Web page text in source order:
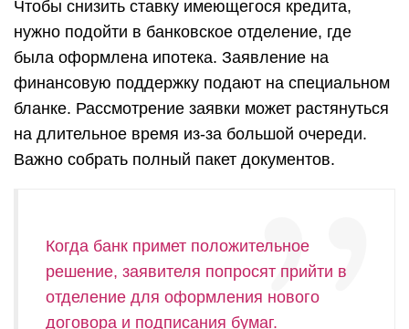
Чтобы снизить ставку имеющегося кредита,
нужно подойти в банковское отделение, где
была оформлена ипотека. Заявление на
финансовую поддержку подают на специальном
бланке. Рассмотрение заявки может растянуться
на длительное время из-за большой очереди.
Важно собрать полный пакет документов.
Когда банк примет положительное
решение, заявителя попросят прийти в
отделение для оформления нового
договора и подписания бумаг.